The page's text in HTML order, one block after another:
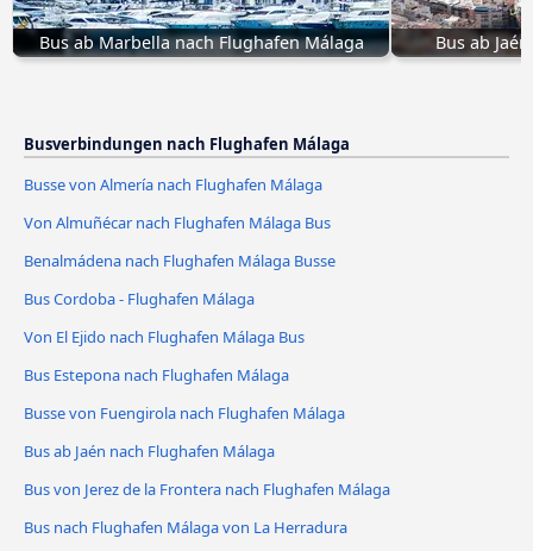
Bus ab Marbella nach Flughafen Málaga Bus ab
Busverbindungen nach Flughafen Málaga
Busse von Almería nach Flughafen Málaga
Von Almuñécar nach Flughafen Málaga Bus
Benalmádena nach Flughafen Málaga Busse
Bus Cordoba - Flughafen Málaga
Von El Ejido nach Flughafen Málaga Bus
Bus Estepona nach Flughafen Málaga
Busse von Fuengirola nach Flughafen Málaga
Bus ab Jaén nach Flughafen Málaga
Bus von Jerez de la Frontera nach Flughafen Málaga
Bus nach Flughafen Málaga von La Herradura